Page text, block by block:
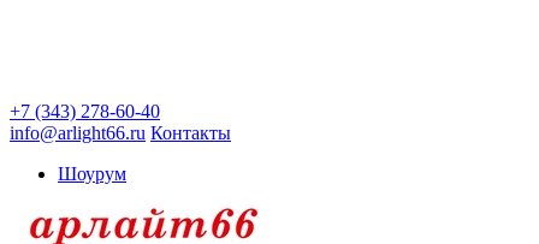
+7 (343) 278-60-40
info@arlight66.ru Контакты
Шоурум